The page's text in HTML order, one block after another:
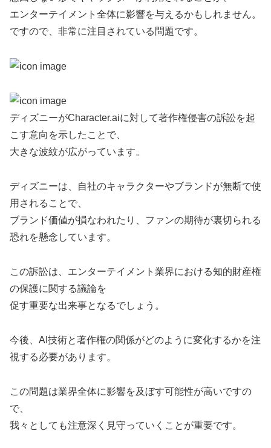
エンターテイメント全体に影響を与えるかもしれません。
ですので、非常に注目されている問題です。
ディズニーがCharacter.aiに対して著作権侵害の訴訟を起
こす意向を示したことで、
大きな波紋が広がっています。
ディズニーは、自社のキャラクターやブランドが無断で使
用されることで、
ブランド価値が損なわれたり、ファンの期待が裏切られる
恐れを懸念しています。
この訴訟は、エンターテイメント業界における知的財産権
の保護に関する議論を
促す重要な出来事となるでしょう。
今後、AI技術と著作権の関係がどのように変化するかを注
視する必要があります。
この問題は業界全体に影響を及ぼす可能性が高いですの
で、
我々としても注意深く見守っていくことが重要です。